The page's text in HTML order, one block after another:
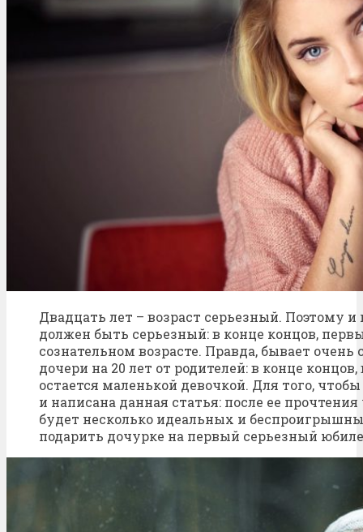
Двадцать лет – возраст серьезный. Поэтому
должен быть серьезный: в конце концов,
сознательном возрасте. Правда, бывает очень
дочери на 20 лет от родителей: в конце
остается маленькой девочкой. Для того,
и написана данная статья: после ее
будет несколько идеальных и
подарить дочурке на первый серьезный